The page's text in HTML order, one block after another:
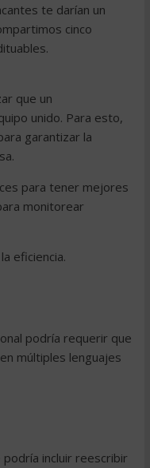
te darían un
cinco
que un
unido. Para esto,
garantizar la
para tener mejores
monitorear
eficiencia.
podría requerir que
múltiples lenguajes
incluir reescribir